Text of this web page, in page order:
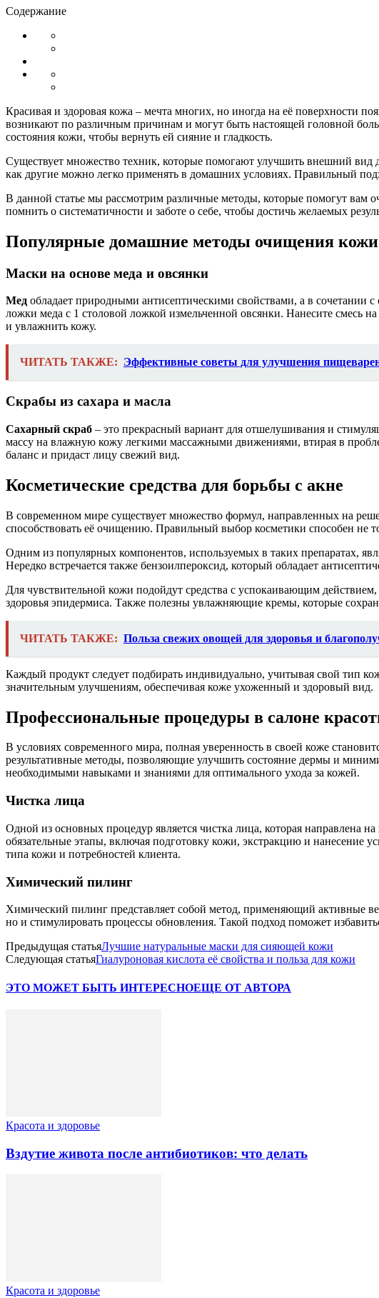
Содержание
Красивая и здоровая кожа – мечта многих, но иногда на её поверхности
возникают по различным причинам и могут быть настоящей головной
состояния кожи, чтобы вернуть ей сияние и гладкость.
Существует множество техник, которые помогают улучшить внешний вид
как другие можно легко применять в домашних условиях. Правильный
В данной статье мы рассмотрим различные методы, которые помогут вам
помнить о систематичности и заботе о себе, чтобы достичь желаемых
Популярные домашние методы очищения кожи
Маски на основе меда и овсянки
Мед обладает природными антисептическими свойствами, а в сочетании
ложки меда с 1 столовой ложкой измельченной овсянки. Нанесите смесь
и увлажнить кожу.
ЧИТАТЬ ТАКЖЕ: Эффективные советы для улучшения
Скрабы из сахара и масла
Сахарный скраб – это прекрасный вариант для отшелушивания и
массу на влажную кожу легкими массажными движениями, втирая в
баланс и придаст лицу свежий вид.
Косметические средства для борьбы с акне
В современном мире существует множество формул, направленных на
способствовать её очищению. Правильный выбор косметики способен не
Одним из популярных компонентов, используемых в таких препаратах,
Нередко встречается также бензоилпероксид, который обладает
Для чувствительной кожи подойдут средства с успокаивающим
здоровья эпидермиса. Также полезны увлажняющие кремы, которые
ЧИТАТЬ ТАКЖЕ: Польза свежих овощей для здоровья и
Каждый продукт следует подбирать индивидуально, учитывая свой тип
значительным улучшениям, обеспечивая коже ухоженный и здоровый вид.
Профессиональные процедуры в салоне
В условиях современного мира, полная уверенность в своей коже
результативные методы, позволяющие улучшить состояние дермы и
необходимыми навыками и знаниями для оптимального ухода за кожей.
Чистка лица
Одной из основных процедур является чистка лица, которая направлена
обязательные этапы, включая подготовку кожи, экстракцию и нанесение
типа кожи и потребностей клиента.
Химический пилинг
Химический пилинг представляет собой метод, применяющий активные
но и стимулировать процессы обновления. Такой подход поможет
Предыдущая статьяЛучшие натуральные маски для сияющей кожи
Следующая статьяГиалуроновая кислота её свойства и польза для кожи
ЭТО МОЖЕТ БЫТЬ ИНТЕРЕСНОЕЩЕ ОТ АВТОРА
Красота и здоровье
Вздутие живота после антибиотиков: что делать
Красота и здоровье